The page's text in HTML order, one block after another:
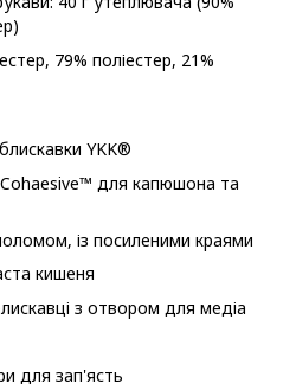
79% поліестер, 21%
YKK®
для капюшона та
із посиленими краями
кишеня
з отвором для медіа
для зап'ясть